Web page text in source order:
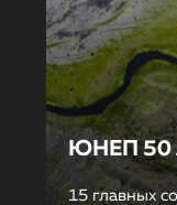
ЮНЕП 50
15 главных